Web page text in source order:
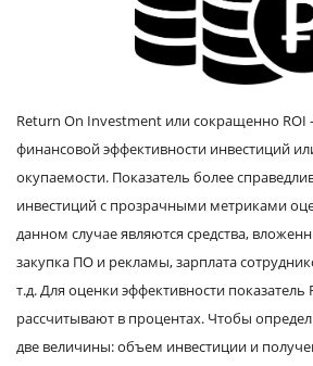
Return On Investment или сокращенно ROI
финансовой эффективности инвестиций
окупаемости. Показатель более
инвестиций с прозрачными метриками
данном случае являются средства,
закупка ПО и рекламы, зарплата
т.д. Для оценки эффективности показатель
рассчитывают в процентах. Чтобы
две величины: объем инвестиции и